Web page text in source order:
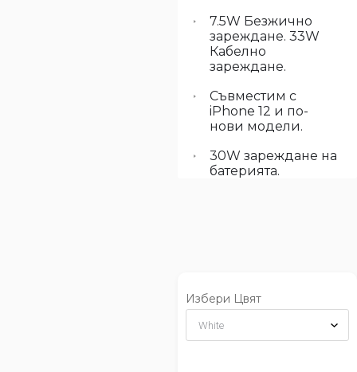
7.5W Безжично
зареждане. 33W
Кабелно
зареждане.
Съвместим с
iPhone 12 и по-
нови модели.
30W зареждане на
батерията.
Избери Цвят